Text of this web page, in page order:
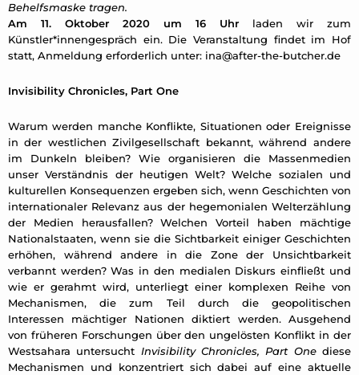
Behelfsmaske tragen.
Am 11. Oktober 2020 um 16 Uhr laden wir zum
Künstler*innengespräch ein. Die Veranstaltung findet im Hof
statt, Anmeldung erforderlich unter: ina@after-the-butcher.de
Invisibility Chronicles, Part One
Warum werden manche Konflikte, Situationen oder Ereignisse
in der westlichen Zivilgesellschaft bekannt, während andere
im Dunkeln bleiben? Wie organisieren die Massenmedien
unser Verständnis der heutigen Welt? Welche sozialen und
kulturellen Konsequenzen ergeben sich, wenn Geschichten von
internationaler Relevanz aus der hegemonialen Welterzählung
der Medien herausfallen? Welchen Vorteil haben mächtige
Nationalstaaten, wenn sie die Sichtbarkeit einiger Geschichten
erhöhen, während andere in die Zone der Unsichtbarkeit
verbannt werden? Was in den medialen Diskurs einfließt und
wie er gerahmt wird, unterliegt einer komplexen Reihe von
Mechanismen, die zum Teil durch die geopolitischen
Interessen mächtiger Nationen diktiert werden. Ausgehend
von früheren Forschungen über den ungelösten Konflikt in der
Westsahara untersucht Invisibility Chronicles, Part Onediese
Mechanismen und konzentriert sich dabei auf eine aktuelle